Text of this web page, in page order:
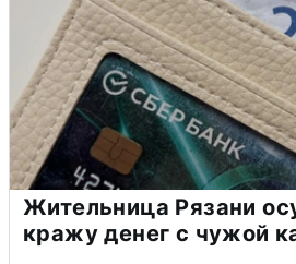
Жительница Рязани
кражу денег с чужой